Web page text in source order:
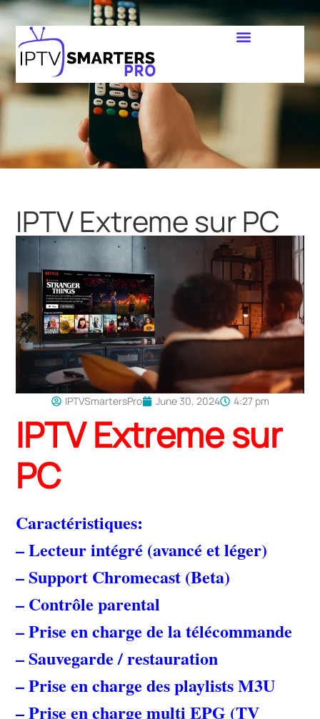
IPTV Extreme sur PC
IPTVSmartersPro June 30, 2024 4:27 pm
IPTV Extreme sur
PC
Caractéristiques:
– Lecteur intégré (avancé et léger)
– Support Chromecast (Beta)
– Contrôle parental
– Prise en charge de la télécommande
– Sauvegarde / restauration
– Prise en charge des playlists M3U
– Prise en charge multi EPG (TV